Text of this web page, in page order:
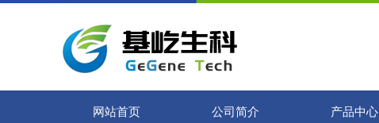
网站首页 公司简介 产品中心